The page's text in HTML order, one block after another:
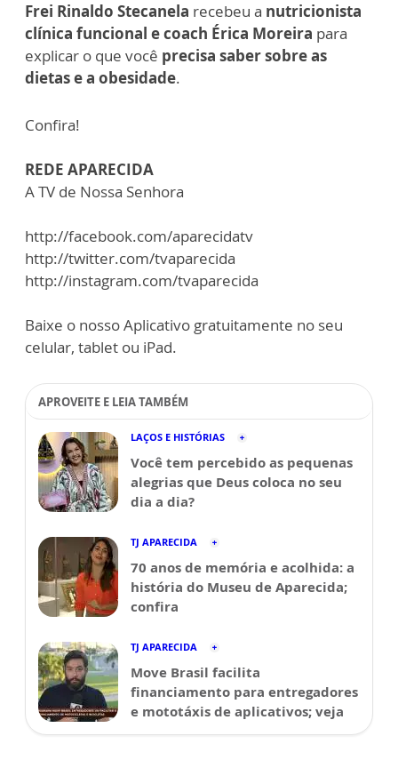
Frei Rinaldo Stecanela recebeu a nutricionista
clínica funcional e coach Érica Moreira para
explicar o que você precisa saber sobre as
dietas e a obesidade.
Confira!
REDE APARECIDA
A TV de Nossa Senhora
http://facebook.com/aparecidatv
http://twitter.com/tvaparecida
http://instagram.com/tvaparecida
Baixe o nosso Aplicativo gratuitamente no seu
celular, tablet ou iPad.
APROVEITE E LEIA TAMBÉM
LAÇOS E HISTÓRIAS
Você tem percebido as pequenas
alegrias que Deus coloca no seu
dia a dia?
TJ APARECIDA
70 anos de memória e acolhida: a
história do Museu de Aparecida;
confira
TJ APARECIDA
Move Brasil facilita
financiamento para entregadores
e mototáxis de aplicativos; veja